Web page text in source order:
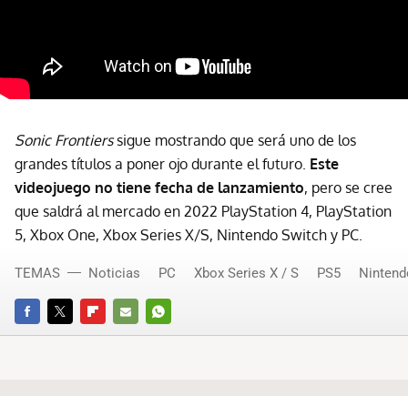
Sonic Frontierssigue mostrando que será uno de los
grandes títulos a poner ojo durante el futuro. Este
videojuego no tiene fecha de lanzamiento, pero se cree
que saldrá al mercado en 2022 PlayStation 4, PlayStation
5, Xbox One, Xbox Series X/S, Nintendo Switch y PC.
FACEBOOKTWITTERFLIPBOARD
E-
WHATSAPP
TEMAS Noticias PC Xbox Series X / S PS5